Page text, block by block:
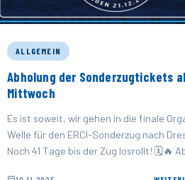
ALLGEMEIN
Abholung der Sonderzugtickets
Mittwoch
Es ist soweit, wir gehen in die finale
Welle für den ERCI-Sonderzug nach
Noch 41 Tage bis der Zug losrollt! 🗓️🔥